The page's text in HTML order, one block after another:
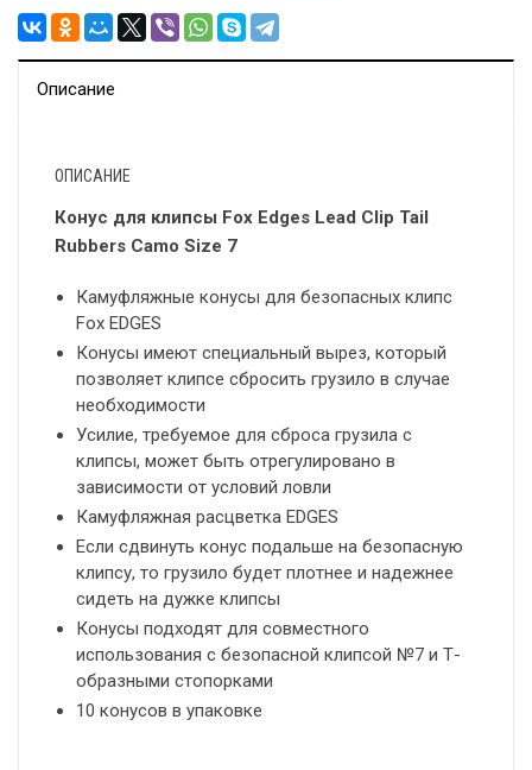
Описание
ОПИСАНИЕ
Конус для клипсы Fox Edges Lead Clip Tail
Rubbers Camo Size 7
Камуфляжные конусы для безопасных клипс
Fox EDGES
Конусы имеют специальный вырез, который
позволяет клипсе сбросить грузило в случае
необходимости
Усилие, требуемое для сброса грузила с
клипсы, может быть отрегулировано в
зависимости от условий ловли
Камуфляжная расцветка EDGES
Если сдвинуть конус подальше на безопасную
клипсу, то грузило будет плотнее и надежнее
сидеть на дужке клипсы
Конусы подходят для совместного
использования с безопасной клипсой №7 и Т-
образными стопорками
10 конусов в упаковке